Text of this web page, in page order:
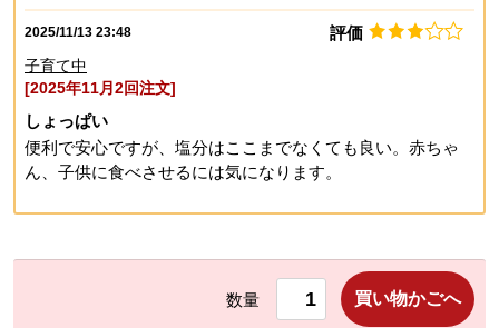
2025/11/13 23:48 評価
子育て中
[2025年11月2回注文]
しょっぱい
便利で安心ですが、塩分はここまでなくても良い。赤ちゃ
ん、子供に食べさせるには気になります。
数量 買い物かごへ